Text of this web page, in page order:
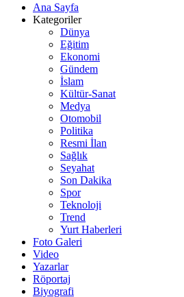
Ana Sayfa
Kategoriler
Dünya
Eğitim
Ekonomi
Gündem
İslam
Kültür-Sanat
Medya
Otomobil
Politika
Resmi İlan
Sağlık
Seyahat
Son Dakika
Spor
Teknoloji
Trend
Yurt Haberleri
Foto Galeri
Video
Yazarlar
Röportaj
Biyografi